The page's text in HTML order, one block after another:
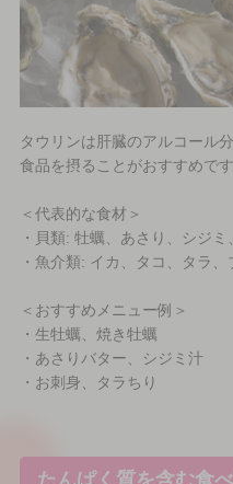
タウリンは肝臓のアルコール
食品を摂ることがおすすめで
＜代表的な食材＞
・貝類: 牡蠣、あさり、シジミ
・魚介類: イカ、タコ、タラ、
＜おすすめメニュー例＞
・生牡蠣、焼き牡蠣
・あさりバター、シジミ汁
・お刺身、タラちり
たんぱく質を含む食